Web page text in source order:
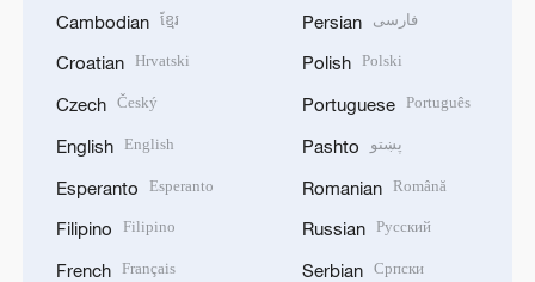
Cambodian ខ្មែរ
Croatian Hrvatski
Czech Český
English English
Esperanto Esperanto
Filipino Filipino
French Français
Persian فارسی
Polish Polski
Portuguese Português
Pashto پښتو
Romanian Română
Russian Русский
Serbian Српски